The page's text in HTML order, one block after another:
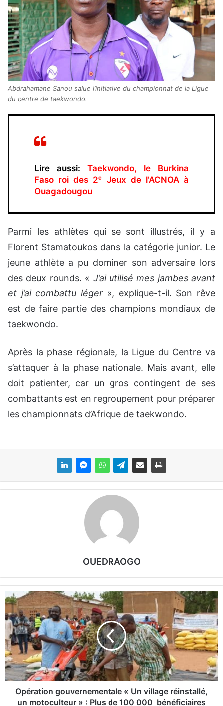
Abdrahamane Sanou salue l’initiative du championnat de la Ligue
du centre de taekwondo.
Lire aussi: Taekwondo, le Burkina
Faso roi des 2ᵉ Jeux de l’ACNOA à
Ouagadougou
Parmi les athlètes qui se sont illustrés, il y a
Florent Stamatoukos dans la catégorie junior. Le
jeune athlète a pu dominer son adversaire lors
des deux rounds. « J’ai utilisé mes jambes avant
et j’ai combattu léger », explique-t-il. Son rêve
est de faire partie des champions mondiaux de
taekwondo.
Après la phase régionale, la Ligue du Centre va
s’attaquer à la phase nationale. Mais avant, elle
doit patienter, car un gros contingent de ses
combattants est en regroupement pour préparer
les championnats d’Afrique de taekwondo.
OUEDRAOGO
O
p
é
a
t
i
o
n
Opération gouvernementale « Un village réinstallé,
un motoculteur » : Plus de 100 000 bénéficiaires